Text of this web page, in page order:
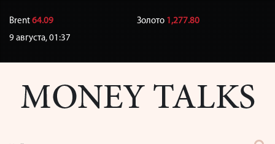
Brent64.09 Золото1,277.80
9 августа,01:37